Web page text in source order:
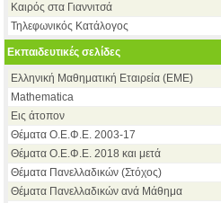
Καιρός στα Γιαννιτσά
Τηλεφωνικός Κατάλογος
Εκπαιδευτικές σελίδες
Ελληνική Μαθηματική Εταιρεία (ΕΜΕ)
Mathematica
Εις άτοπον
Θέματα Ο.Ε.Φ.Ε. 2003-17
Θέματα Ο.Ε.Φ.Ε. 2018 και μετά
Θέματα Πανελλαδικών (Στόχος)
Θέματα Πανελλαδικών ανά Μάθημα